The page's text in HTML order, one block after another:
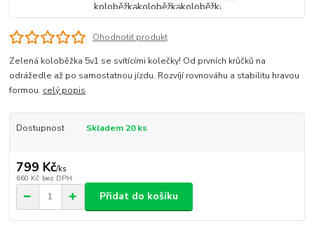
Ohodnotit produkt
Zelená koloběžka 5v1 se svítícími kolečky! Od prvních krůčků na
odrážedle až po samostatnou jízdu. Rozvíjí rovnováhu a stabilitu hravou
formou. celý popis
Dostupnost Skladem 20 ks
799 Kč/ks
660 Kč bez DPH
Přidat do košíku